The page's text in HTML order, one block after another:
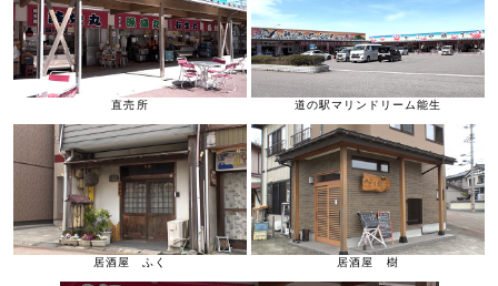
直売所 道の駅マリンドリーム能生
居酒屋 ふく 居酒屋 樹